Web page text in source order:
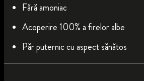
Fără amoniac
Acoperire 100% a firelor albe
Păr puternic cu aspect sănătos